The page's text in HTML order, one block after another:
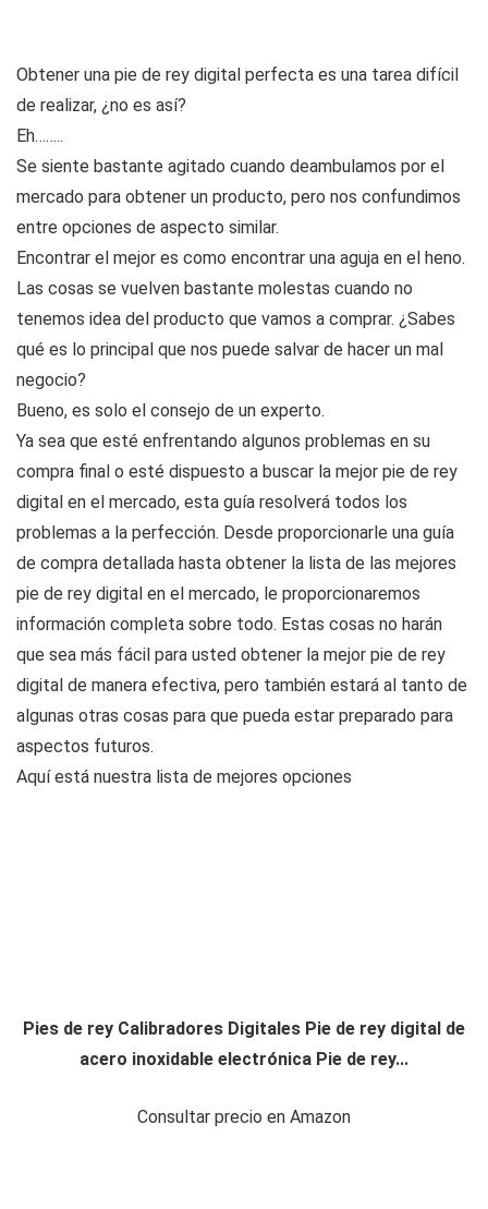
Obtener una pie de rey digital perfecta es una tarea difícil
de realizar, ¿no es así?
Eh……..
Se siente bastante agitado cuando deambulamos por el
mercado para obtener un producto, pero nos confundimos
entre opciones de aspecto similar.
Encontrar el mejor es como encontrar una aguja en el heno.
Las cosas se vuelven bastante molestas cuando no
tenemos idea del producto que vamos a comprar. ¿Sabes
qué es lo principal que nos puede salvar de hacer un mal
negocio?
Bueno, es solo el consejo de un experto.
Ya sea que esté enfrentando algunos problemas en su
compra final o esté dispuesto a buscar la mejor pie de rey
digital en el mercado, esta guía resolverá todos los
problemas a la perfección. Desde proporcionarle una guía
de compra detallada hasta obtener la lista de las mejores
pie de rey digital en el mercado, le proporcionaremos
información completa sobre todo. Estas cosas no harán
que sea más fácil para usted obtener la mejor pie de rey
digital de manera efectiva, pero también estará al tanto de
algunas otras cosas para que pueda estar preparado para
aspectos futuros.
Aquí está nuestra lista de mejores opciones
Pies de rey Calibradores Digitales Pie de rey digital de
acero inoxidable electrónica Pie de rey...
Consultar precio en Amazon